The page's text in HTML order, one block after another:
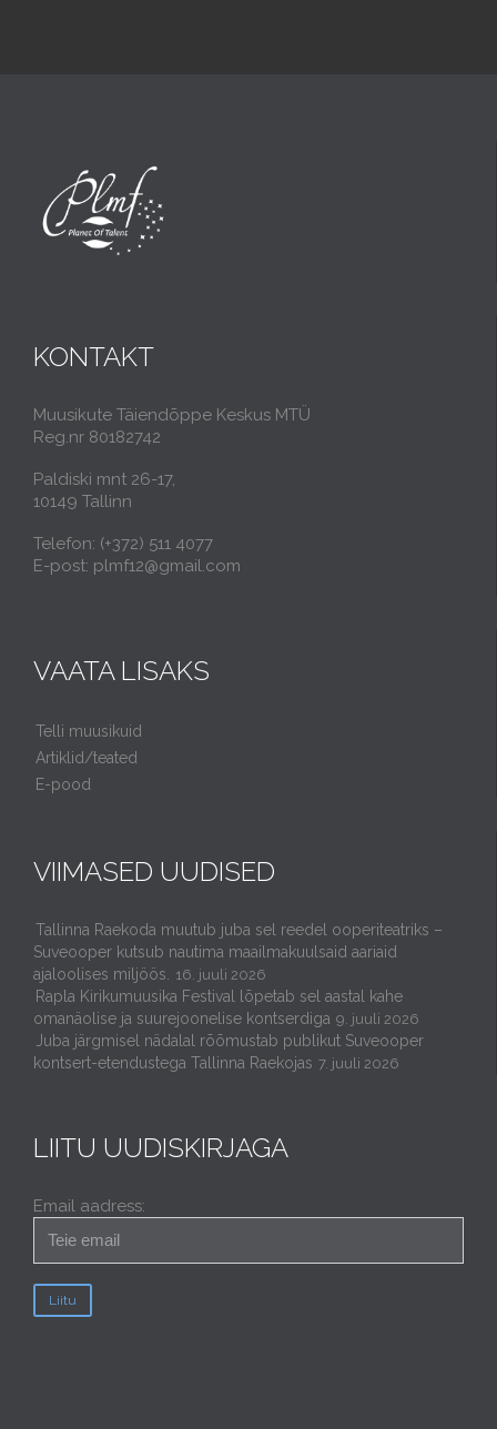
KONTAKT
Muusikute Täiendõppe Keskus MTÜ
Reg.nr 80182742
Paldiski mnt 26-17,
10149 Tallinn
Telefon: (+372) 511 4077
E-post: plmf12@gmail.com
VAATA LISAKS
Telli muusikuid
Artiklid/teated
E-pood
VIIMASED UUDISED
Tallinna Raekoda muutub juba sel reedel ooperiteatriks –
Suveooper kutsub nautima maailmakuulsaid aariaid
ajaloolises miljöös.
16. juuli 2026
Rapla Kirikumuusika Festival lõpetab sel aastal kahe
omanäolise ja suurejoonelise kontserdiga 9. juuli 2026
Juba järgmisel nädalal rõõmustab publikut Suveooper
kontsert-etendustega Tallinna Raekojas 7. juuli 2026
LIITU UUDISKIRJAGA
Email aadress: